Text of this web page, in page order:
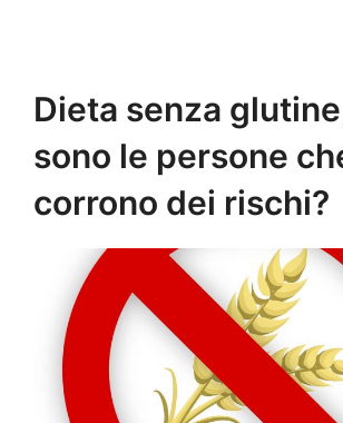
Dieta senza
sono le persone
corrono dei rischi?